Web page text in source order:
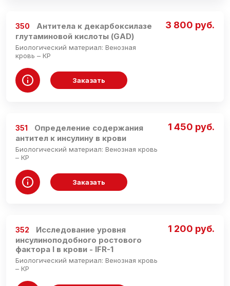
350
Антитела к декарбоксилазе
глутаминовой кислоты (GAD)
Биологический материал: Венозная
кровь – КР
3 800 руб.
Заказать
351
Определение содержания
антител к инсулину в крови
Биологический материал: Венозная кровь
– КР
1 450 руб.
Заказать
352
Исследование уровня
инсулиноподобного ростового
фактора I в крови - IFR-1
Биологический материал: Венозная кровь
– КР
1 200 руб.